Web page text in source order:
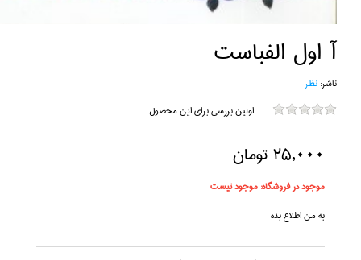
آ اول الفباست
ناشر:نظر
اولین بررسی برای این محصول
25,000 تومان
موجود در فروشگاه:موجود نیست
به من اطلاع بده